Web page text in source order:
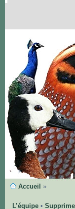
Accueil »
L’équipe•